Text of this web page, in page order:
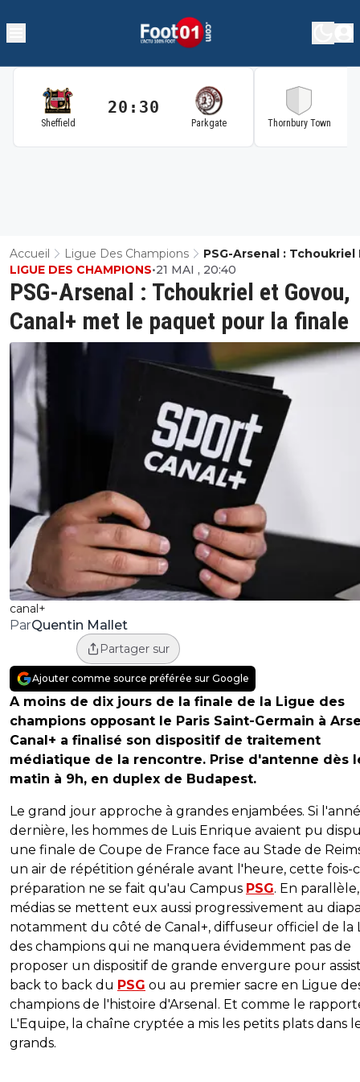
Sheffield
20:30
Parkgate Thornbury Town
Accueil Ligue Des Champions
PSG-Arsenal : Tchoukriel
Govou, Canal+ Met Le
Pour La Finale
canal+
PSG-Arsenal : Tchoukriel et Govou,
Canal+ met le paquet pour la finale
LIGUE DES CHAMPIONS•21 MAI , 20:40
ParQuentin Mallet
Partager sur
Ajouter comme source préférée sur Google
A moins de dix jours de la finale de la Ligue des
champions opposant le Paris Saint-Germain à
Canal+ a finalisé son dispositif de traitement
médiatique de la rencontre. Prise d'antenne dès
matin à 9h, en duplex de Budapest.
Le grand jour approche à grandes enjambées. Si
dernière, les hommes de Luis Enrique avaient pu
une finale de Coupe de France face au Stade de
un air de répétition générale avant l'heure, cette fois-
préparation ne se fait qu'au Campus PSG. En
médias se mettent eux aussi progressivement au
notamment du côté de Canal+, diffuseur officiel de la
des champions qui ne manquera évidemment pas de
proposer un dispositif de grande envergure pour
back to back du PSG ou au premier sacre en Ligue
champions de l'histoire d'Arsenal. Et comme le
L'Equipe, la chaîne cryptée a mis les petits plats dans
grands.